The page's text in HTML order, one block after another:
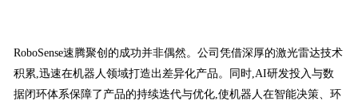
RoboSense速腾聚创的成功并非偶然。公司凭借深厚的激光雷达技术
积累,迅速在机器人领域打造出差异化产品。同时,AI研发投入与数
据闭环体系保障了产品的持续迭代与优化,使机器人在智能决策、环